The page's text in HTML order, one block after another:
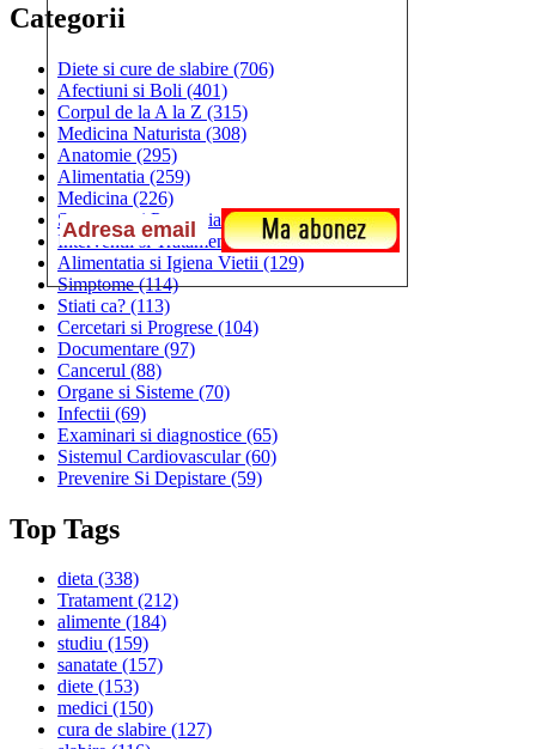
Categorii
Diete si cure de slabire (706)
Afectiuni si Boli (401)
Corpul de la A la Z (315)
Medicina Naturista (308)
Anatomie (295)
Alimentatia (259)
Medicina (226)
Sanatatea si Preventia(170)
Interventii si Tratamente(167)
Alimentatia si Igiena Vietii (129)
Simptome(114)
Stiati ca? (113)
Cercetari si Progrese (104)
Documentare (97)
Cancerul (88)
Organe si Sisteme (70)
Infectii (69)
Examinari si diagnostice (65)
Sistemul Cardiovascular(60)
Prevenire Si Depistare (59)
Top Tags
dieta (338)
Tratament(212)
alimente (184)
studiu (159)
sanatate (157)
diete (153)
medici (150)
cura de slabire (127)